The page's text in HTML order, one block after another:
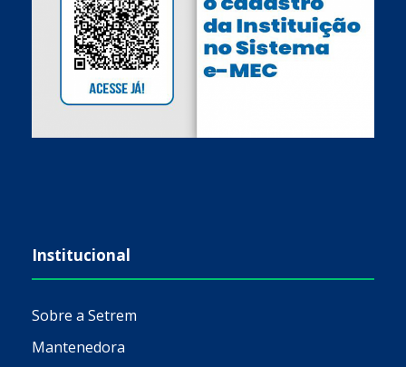
Institucional
Sobre a Setrem
Mantenedora